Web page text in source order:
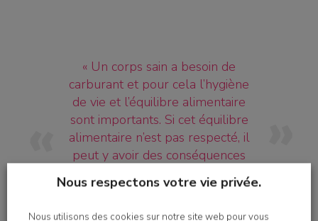
« Un corps sain a besoin de
carburant et pour cela l’hygiène
de vie et l’équilibre alimentaire
sont importants. Si cet équilibre
alimentaire n’est pas respecté, il
peut y avoir des conséquences
telles que certaines maladies
chroniques, du surpoids ou autres
difficultés… »
Nous respectons votre vie privée.
Nous utilisons des cookies sur notre site web pour vous